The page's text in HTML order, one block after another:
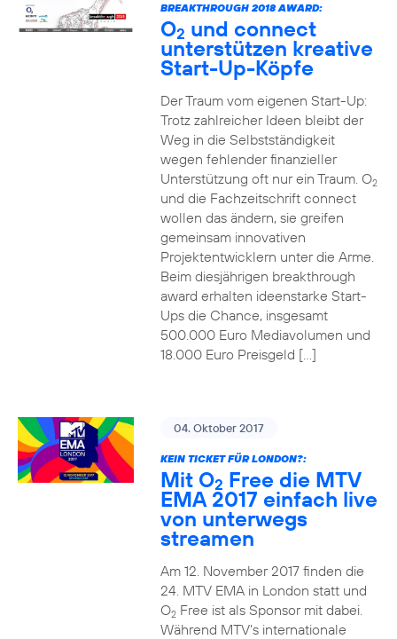
BREAKTHROUGH 2018 AWARD:
O2 und connect
unterstützen kreative
Start-Up-Köpfe
Der Traum vom eigenen Start-Up:
Trotz zahlreicher Ideen bleibt der
Weg in die Selbstständigkeit
wegen fehlender finanzieller
Unterstützung oft nur ein Traum. O2
und die Fachzeitschrift connect
wollen das ändern, sie greifen
gemeinsam innovativen
Projektentwicklern unter die Arme.
Beim diesjährigen breakthrough
award erhalten ideenstarke Start-
Ups die Chance, insgesamt
500.000 Euro Mediavolumen und
18.000 Euro Preisgeld […]
04. Oktober 2017
KEIN TICKET FÜR LONDON?:
Mit O2 Free die MTV
EMA 2017 einfach live
von unterwegs
streamen
Am 12. November 2017 finden die
24. MTV EMA in London statt und
O2Free ist als Sponsor mit dabei.
Während MTV’s internationale